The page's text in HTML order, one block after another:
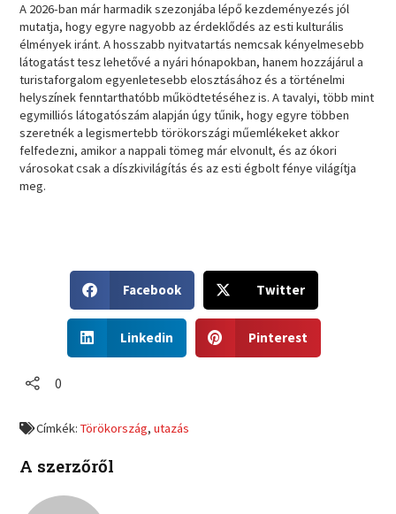
A 2026-ban már harmadik szezonjába lépő kezdeményezés jól
mutatja, hogy egyre nagyobb az érdeklődés az esti kulturális
élmények iránt. A hosszabb nyitvatartás nemcsak kényelmesebb
látogatást tesz lehetővé a nyári hónapokban, hanem hozzájárul a
turistaforgalom egyenletesebb elosztásához és a történelmi
helyszínek fenntarthatóbb működtetéséhez is. A tavalyi, több mint
egymilliós látogatószám alapján úgy tűnik, hogy egyre többen
szeretnék a legismertebb törökországi műemlékeket akkor
felfedezni, amikor a nappali tömeg már elvonult, és az ókori
városokat csak a díszkivilágítás és az esti égbolt fénye világítja
meg.
h
a
r
b
o
Facebook
h
a
Twitter
h
a
n
i
k
Linkedin
h
a
Pinterest
0
Címkék:Törökország,utazás
A szerzőről